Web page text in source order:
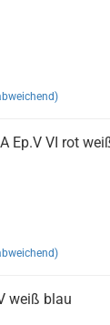
Ep.V VI rot
weiß blau